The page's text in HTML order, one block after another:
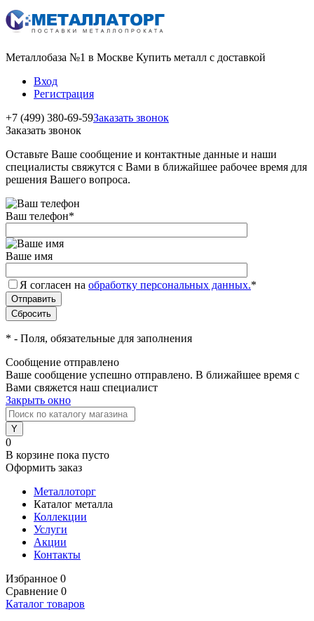
Металлобаза №1 в Москве Купить металл с доставкой
Вход
Регистрация
+7 (499) 380-69-59Заказать звонок
Заказать звонок
Оставьте Ваше сообщение и контактные данные и наши
специалисты свяжутся с Вами в ближайшее рабочее время для
решения Вашего вопроса.
Ваш телефон*
Ваше имя
Я согласен на обработку персональных данных.*
* - Поля, обязательные для заполнения
Сообщение отправлено
Ваше сообщение успешно отправлено. В ближайшее время с
Вами свяжется наш специалист
Закрыть окно
0
В корзине пока пусто
Оформить заказ
Металлоторг
Каталог металла
Коллекции
Услуги
Акции
Контакты
Избранное 0
Сравнение 0
Каталог товаров